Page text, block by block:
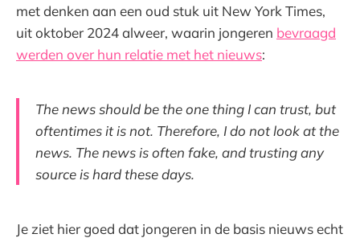
met denken aan een oud stuk uit New York Times,
uit oktober 2024 alweer, waarin jongeren bevraagd
werden over hun relatie met het nieuws:
The news should be the one thing I can trust, but
oftentimes it is not. Therefore, I do not look at the
news. The news is often fake, and trusting any
source is hard these days.
Je ziet hier goed dat jongeren in de basis nieuws echt